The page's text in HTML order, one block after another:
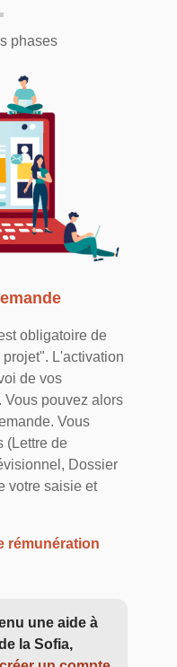
phases
obligatoire de
L'activation
de vos
Vous pouvez alors
Vous
(Lettre de
Dossier
votre saisie et
rémunération
une aide à
la Sofia,